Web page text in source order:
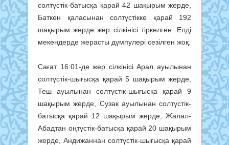
солтүстік-батысқа қарай 42 шақырым жерде,
Баткен қаласынан солтүстікке қарай 192
шақырым жерде жер сілкінісі тіркелген. Елді
мекендерде жерасты дүмпулері сезілген жоқ.
Сағат 16:01-де жер сілкінісі Арал ауылынан
солтүстік-шығысқа қарай 5 шақырым жерде,
Теш ауылынан солтүстік-шығысқа қарай 9
шақырым жерде, Сузак ауылынан солтүстік-
батысқа қарай 12 шақырым жерде, Жалал-
Абадтан оңтүстік-батысқа қарай 20 шақырым
жерде, Андижаннан солтүстік-шығысқа қарай